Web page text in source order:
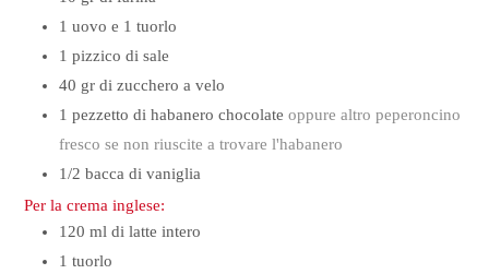
1 uovo e 1 tuorlo
1 pizzico di sale
40 gr di zucchero a velo
1 pezzetto di habanero chocolate oppure altro peperoncino
fresco se non riuscite a trovare l'habanero
1/2 bacca di vaniglia
Per la crema inglese:
120 ml di latte intero
1 tuorlo